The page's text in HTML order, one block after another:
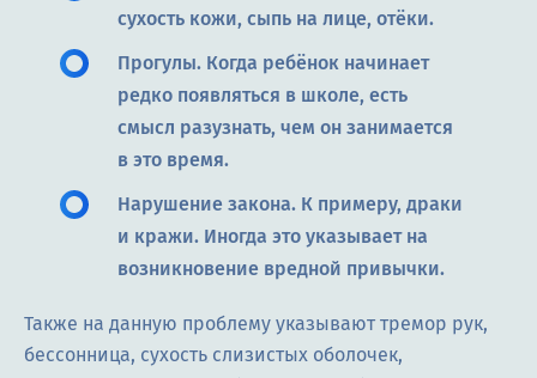
сухость кожи, сыпь на лице, отёки.
Прогулы. Когда ребёнок начинает
редко появляться в школе, есть
смысл разузнать, чем он занимается
в это время.
Нарушение закона. К примеру, драки
и кражи. Иногда это указывает на
возникновение вредной привычки.
Также на данную проблему указывают тремор рук,
бессонница, сухость слизистых оболочек,